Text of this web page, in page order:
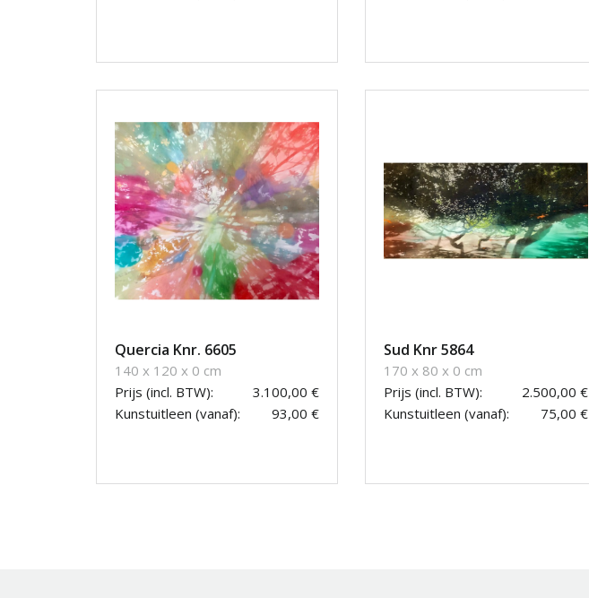
Quercia Knr. 6605
140 x 120 x 0 cm
Prijs (incl. BTW):
3.100,00 €
Kunstuitleen (vanaf):
93,00 €
Sud Knr 5864
170 x 80 x 0 cm
Prijs (incl. BTW):
2.500,00 €
Kunstuitleen (vanaf):
75,00 €